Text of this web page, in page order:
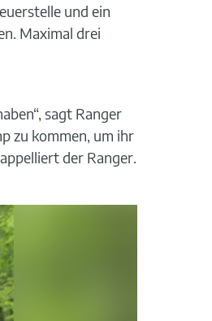
und ein
Maximal drei
sagt Ranger
zu kommen, um ihr
der Ranger.